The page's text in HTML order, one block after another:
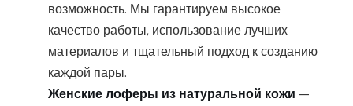
возможность. Мы гарантируем высокое
качество работы, использование лучших
материалов и тщательный подход к созданию
каждой пары.
Женские лоферы из натуральной кожи —